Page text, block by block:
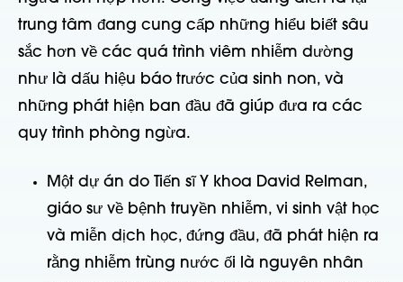
trung tâm đang cung cấp những hiểu biết sâu
sắc hơn về các quá trình viêm nhiễm dường
như là dấu hiệu báo trước của sinh non, và
những phát hiện ban đầu đã giúp đưa ra các
quy trình phòng ngừa.
Một dự án do Tiến sĩ Y khoa David Relman,
giáo sư về bệnh truyền nhiễm, vi sinh vật học
và miễn dịch học, đứng đầu, đã phát hiện ra
rằng nhiễm trùng nước ối là nguyên nhân